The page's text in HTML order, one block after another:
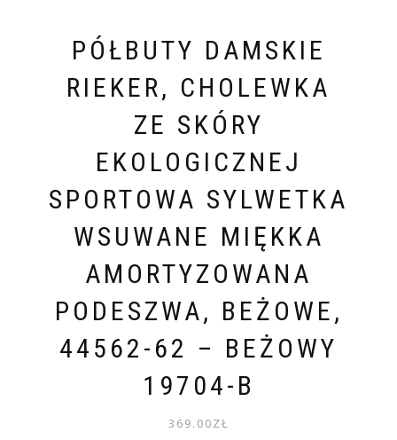
PÓŁBUTY DAMSKIE
RIEKER, CHOLEWKA
ZE SKÓRY
EKOLOGICZNEJ
SPORTOWA SYLWETKA
WSUWANE MIĘKKA
AMORTYZOWANA
PODESZWA, BEŻOWE,
44562-62 – BEŻOWY
19704-B
369.00ZŁ